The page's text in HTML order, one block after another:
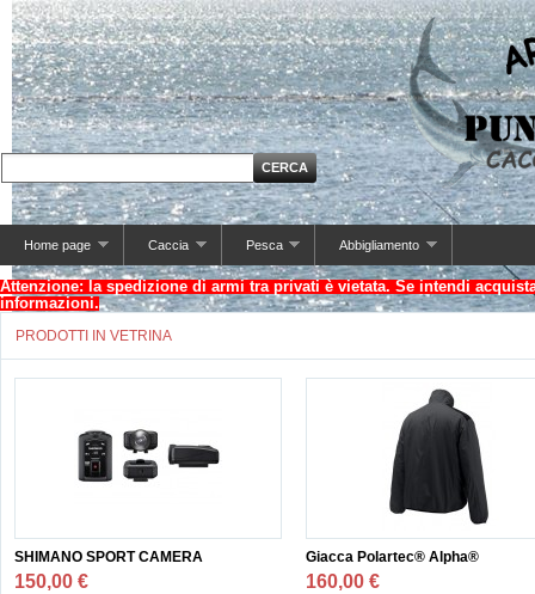
Home page Caccia Pesca Abbigliamento
Attenzione: la spedizione di armi tra privati è vietata. Se intendi
informazioni.
PRODOTTI IN VETRINA
SPORT CAMERA
€
Giacca Polartec® Alpha®
160,00 €